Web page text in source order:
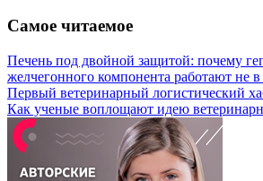
Самое читаемое
Печень под двойной защитой: почему
желчегонного компонента работают не
Первый ветеринарный логистический
Как ученые воплощают идею